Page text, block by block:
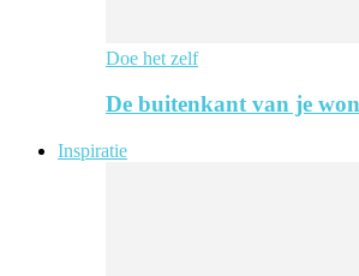
Doe het zelf
De buitenkant van je
Inspiratie